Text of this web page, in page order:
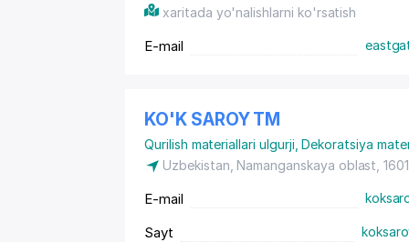
xaritada yo'nalishlarni ko'rsatish
E-mail
KO'K SAROY ТМ
Qurilish materiallari ulgurji ,Dekoratsiya
Uzbekistan, Namanganskaya oblast,
E-mail
Sayt